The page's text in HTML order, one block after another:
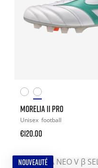
MORELIA II PRO
Unisex football
€120.00
NOUVEAUTÉ